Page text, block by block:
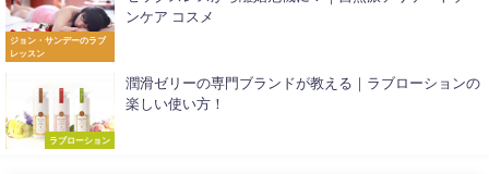
ジョン・サンデーのラブ
レッスン
ンケア コスメ
ラブローション
潤滑ゼリーの専門ブランドが教える｜ラブローションの
楽しい使い方！